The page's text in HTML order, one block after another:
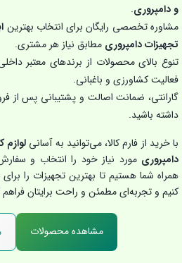
و دامپروری.
مشاوره تخصصی رایگان برای انتخاب بهترین
تجهیزات دامپروری مطابق نیاز هر مشتری.
تنوع بالای محصولات از برندهای معتبر
فعالیت کشاورزی و باغبانی.
گارانتی، ضمانت اصالت و پشتیبانی پس از
داشته باشید.
با خرید از فارم کالا، می‌توانید به آسانی لوازم
دامپروری مورد نیاز خود را انتخاب و
همراه شما هستیم تا بهترین تجهیزات را
کنیم و تجربه‌ای مطمئن و راحت برایتان فراهم
مشاهده محصولات